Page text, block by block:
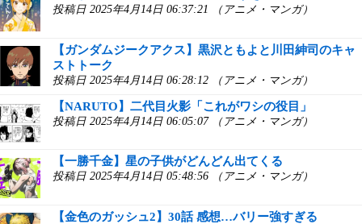
投稿日 2025年4月14日 06:37:21 （アニメ・マンガ）
【ガンダムジークアクス】黒沢ともよと川田紳司のキャ
ストトーク
投稿日 2025年4月14日 06:28:12 （アニメ・マンガ）
【NARUTO】二代目火影「これがワシの役目」
投稿日 2025年4月14日 06:05:07 （アニメ・マンガ）
【一勝千金】星の子供がどんどん出てくる
投稿日 2025年4月14日 05:48:56 （アニメ・マンガ）
【金色のガッシュ2】30話 感想…バリー強すぎる